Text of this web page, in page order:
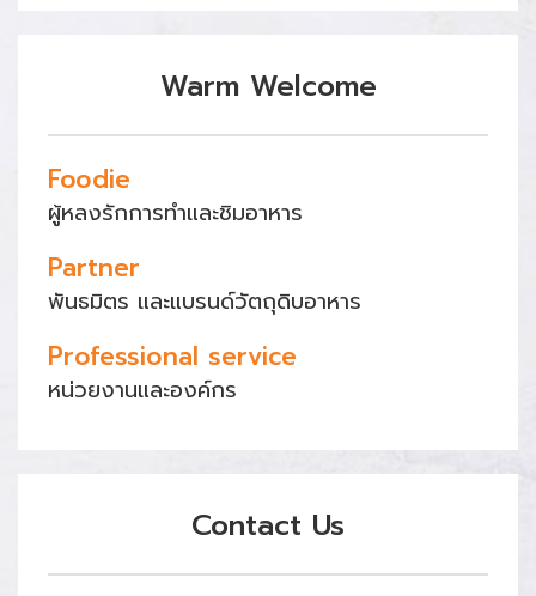
Warm Welcome
Foodie
ผู้หลงรักการทำและชิมอาหาร
Partner
พันธมิตร และแบรนด์วัตถุดิบอาหาร
Professional service
หน่วยงานและองค์กร
Contact Us